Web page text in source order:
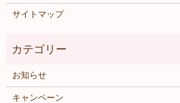
サイトマップ
お知らせ
キャンペーン